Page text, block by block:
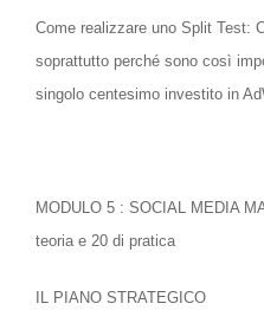
Come realizzare uno Split Test:
soprattutto perché sono così
singolo centesimo investito in
MODULO 5 : SOCIAL MEDIA
teoria e 20 di pratica
IL PIANO STRATEGICO